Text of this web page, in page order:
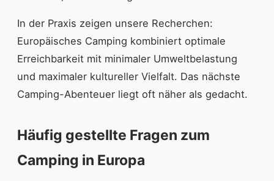
In der Praxis zeigen unsere Recherchen:
Europäisches Camping kombiniert optimale
Erreichbarkeit mit minimaler Umweltbelastung
und maximaler kultureller Vielfalt. Das nächste
Camping-Abenteuer liegt oft näher als gedacht.
Häufig gestellte Fragen zum
Camping in Europa